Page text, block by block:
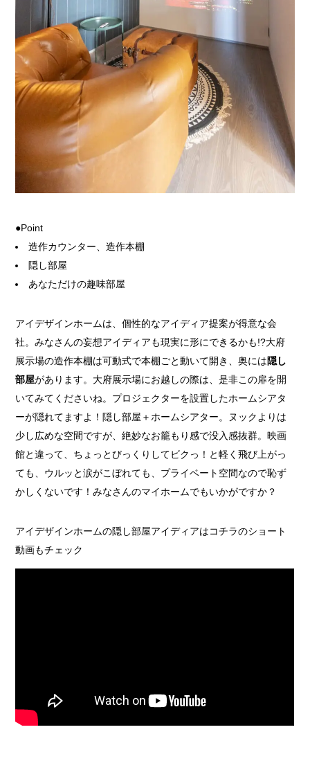
●Point
造作カウンター、造作本棚
隠し部屋
あなただけの趣味部屋
アイデザインホームは、個性的なアイディア提案が得意な会
社。みなさんの妄想アイディアも現実に形にできるかも!?大府
展示場の造作本棚は可動式で本棚ごと動いて開き、奥には 隠し
部屋があります。大府展示場にお越しの際は、是非この扉を開
いてみてくださいね。プロジェクターを設置したホームシアタ
ーが隠れてますよ！隠し部屋＋ホームシアター。ヌックよりは
少し広めな空間ですが、絶妙なお籠もり感で没入感抜群。映画
館と違って、ちょっとびっくりしてビクっ！と軽く飛び上がっ
ても、ウルッと涙がこぼれても、プライベート空間なので恥ず
かしくないです！みなさんのマイホームでもいかがですか？
アイデザインホームの隠し部屋アイディアはコチラのショート
動画もチェック